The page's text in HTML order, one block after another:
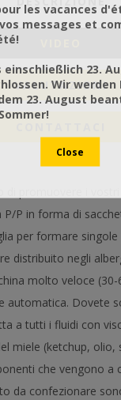
VALUTAZIONI
P/P in forma di
per formare
distribuito negli
molto veloce
automatica. Dovete
a tutti i fluidi con
miele (ketchup, olio,
che vengono a
da confezionare
les vacances
messages et
einschließlich 23.
Wir
23. August